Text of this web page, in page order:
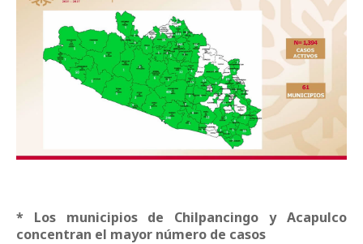
* Los municipios de Chilpancingo y Acapulco
concentran el mayor número de casos